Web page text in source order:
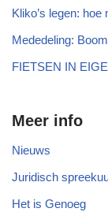
Kliko’s legen:
Mededeling:
FIETSEN IN
Meer info
Nieuws
Juridisch
Het is Genoeg